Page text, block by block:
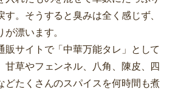
。そうすると臭みは全く感じず、
漂います。
販サイトで「中華万能タレ」として
甘草やフェンネル、八角、陳皮、四
どたくさんのスパイスを何時間も煮